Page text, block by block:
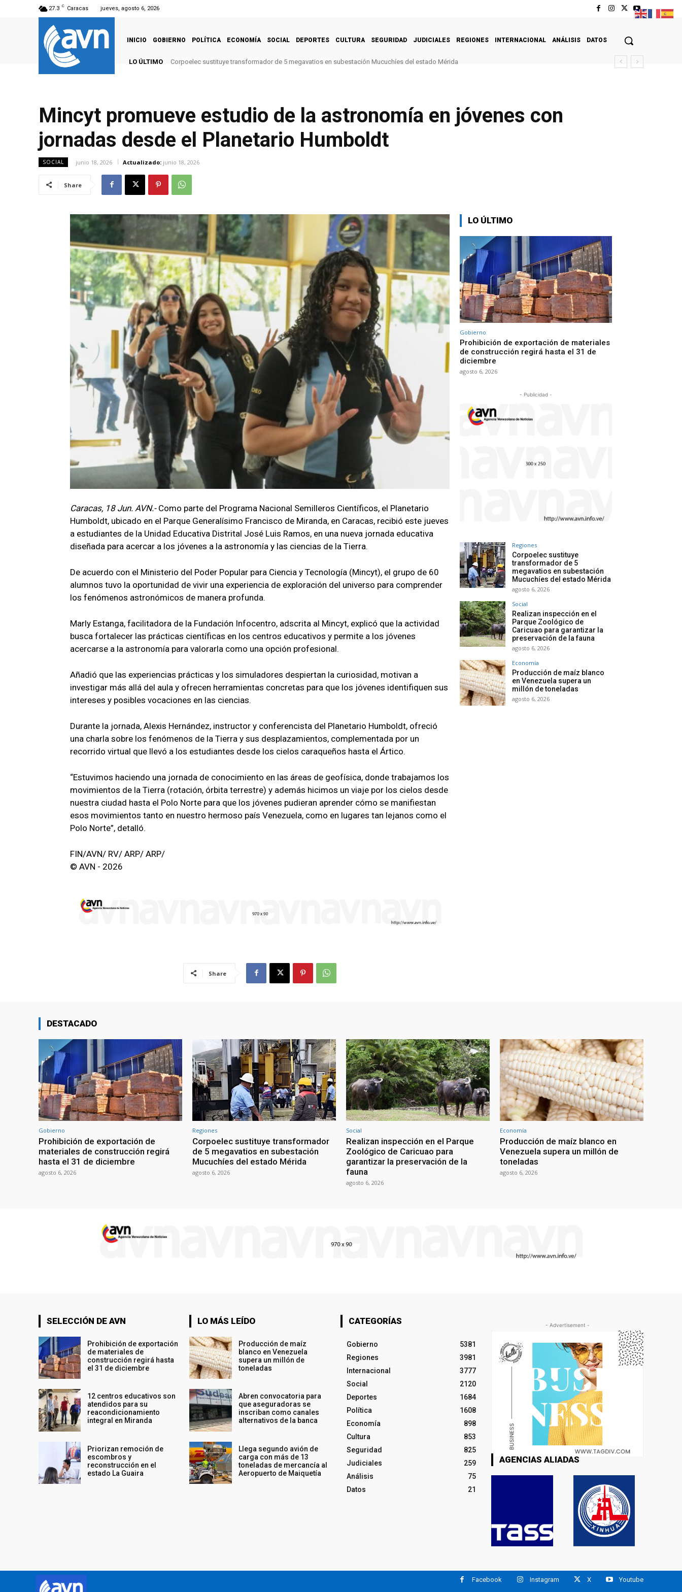
27.3 C Caracas jueves, agosto 6, 2026
INICIO GOBIERNO POLÍTICA ECONOMÍA SOCIAL DEPORTES CULTURA SEGURIDAD JUDICIALES REGIONES INTERNACIONAL ANÁLISIS DATOS
LO ÚLTIMO Corpoelec sustituye transformador de 5 megavatios en subestación Mucuchíes del estado Mérida
Mincyt promueve estudio de la astronomía en jóvenes con
jornadas desde el Planetario Humboldt
SOCIAL junio 18, 2026 Actualizado: junio 18, 2026
Share
Caracas, 18 Jun. AVN.- Como parte del Programa Nacional Semilleros Científicos, el Planetario
Humboldt, ubicado en el Parque Generalísimo Francisco de Miranda, en Caracas, recibió este jueves
a estudiantes de la Unidad Educativa Distrital José Luis Ramos, en una nueva jornada educativa
diseñada para acercar a los jóvenes a la astronomía y las ciencias de la Tierra.
De acuerdo con el Ministerio del Poder Popular para Ciencia y Tecnología (Mincyt), el grupo de 60
alumnos tuvo la oportunidad de vivir una experiencia de exploración del universo para comprender
los fenómenos astronómicos de manera profunda.
Marly Estanga, facilitadora de la Fundación Infocentro, adscrita al Mincyt, explicó que la actividad
busca fortalecer las prácticas científicas en los centros educativos y permite a los jóvenes
acercarse a la astronomía para valorarla como una opción profesional.
Añadió que las experiencias prácticas y los simuladores despiertan la curiosidad, motivan a
investigar más allá del aula y ofrecen herramientas concretas para que los jóvenes identifiquen sus
intereses y posibles vocaciones en las ciencias.
Durante la jornada, Alexis Hernández, instructor y conferencista del Planetario Humboldt, ofreció
una charla sobre los fenómenos de la Tierra y sus desplazamientos, complementada por un
recorrido virtual que llevó a los estudiantes desde los cielos caraqueños hasta el Ártico.
“Estuvimos haciendo una jornada de conocimiento en las áreas de geofísica, donde trabajamos los
movimientos de la Tierra (rotación, órbita terrestre) y además hicimos un viaje por los cielos desde
nuestra ciudad hasta el Polo Norte para que los jóvenes pudieran aprender cómo se manifiestan
esos movimientos tanto en nuestro hermoso país Venezuela, como en lugares tan lejanos como el
Polo Norte”, detalló.
FIN/AVN/ RV/ ARP/ ARP/
© AVN - 2026
Share
LO ÚLTIMO
Gobierno
Prohibición de exportación de materiales
de construcción regirá hasta el 31 de
diciembre
agosto 6, 2026
- Publicidad -
Regiones
Corpoelec sustituye
transformador de 5
megavatios en subestación
Mucuchíes del estado Mérida
agosto 6, 2026
Social
Realizan inspección en el
Parque Zoológico de
Caricuao para garantizar la
preservación de la fauna
agosto 6, 2026
Economía
Producción de maíz blanco
en Venezuela supera un
millón de toneladas
agosto 6, 2026
DESTACADO
Gobierno
Prohibición de exportación de
materiales de construcción regirá
hasta el 31 de diciembre
agosto 6, 2026
Regiones
Corpoelec sustituye transformador
de 5 megavatios en subestación
Mucuchíes del estado Mérida
agosto 6, 2026
Social
Realizan inspección en el Parque
Zoológico de Caricuao para
garantizar la preservación de la
fauna
agosto 6, 2026
Economía
Producción de maíz blanco en
Venezuela supera un millón de
toneladas
agosto 6, 2026
SELECCIÓN DE AVN
Prohibición de exportación
de materiales de
construcción regirá hasta
el 31 de diciembre
12 centros educativos son
atendidos para su
reacondicionamiento
integral en Miranda
Priorizan remoción de
escombros y
reconstrucción en el
estado La Guaira
LO MÁS LEÍDO
Producción de maíz
blanco en Venezuela
supera un millón de
toneladas
Abren convocatoria para
que aseguradoras se
inscriban como canales
alternativos de la banca
Llega segundo avión de
carga con más de 13
toneladas de mercancía al
Aeropuerto de Maiquetía
CATEGORÍAS
Gobierno
5381
Regiones
3981
Internacional
3777
Social
2120
Deportes
1684
Política
1608
Economía
898
Cultura
853
Seguridad
825
Judiciales
259
Análisis
75
Datos
21
- Advertisement -
AGENCIAS ALIADAS
Facebook Instagram X Youtube